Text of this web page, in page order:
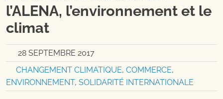
l’ALENA, l’environnement et le
climat
28 SEPTEMBRE 2017
CHANGEMENT CLIMATIQUE, COMMERCE,
ENVIRONNEMENT, SOLIDARITÉ INTERNATIONALE